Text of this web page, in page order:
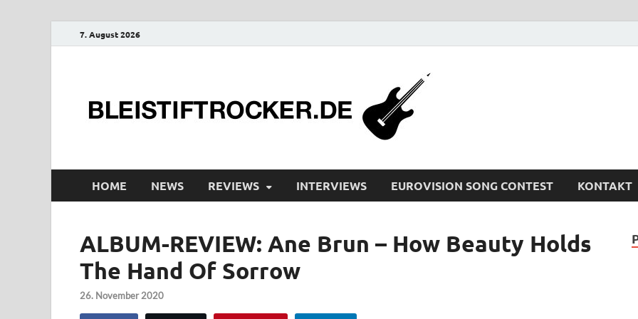
7. August 2026
HOME NEWS REVIEWS INTERVIEWS EUROVISION SONG CONTEST KONTAKT
ALBUM-REVIEW: Ane Brun – How Beauty Holds
The Hand Of Sorrow
26. November 2020